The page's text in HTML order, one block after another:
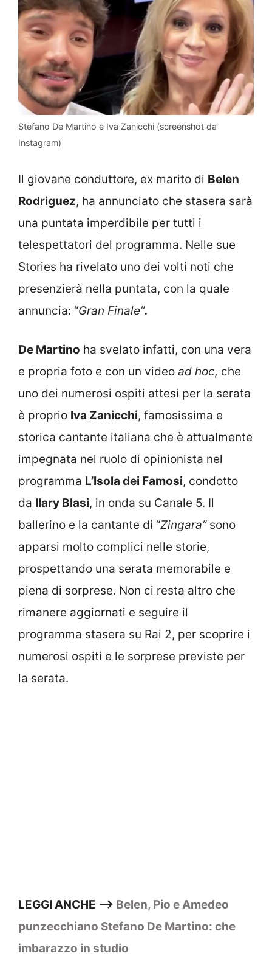
Stefano De Martino e Iva Zanicchi (screenshot da
Instagram)
Il giovane conduttore, ex marito di Belen
Rodriguez, ha annunciato che stasera sarà
una puntata imperdibile per tutti i
telespettatori del programma. Nelle sue
Stories ha rivelato uno dei volti noti che
presenzierà nella puntata, con la quale
annuncia: “Gran Finale”.
De Martino ha svelato infatti, con una vera
e propria foto e con un video ad hoc, che
uno dei numerosi ospiti attesi per la serata
è proprio Iva Zanicchi, famosissima e
storica cantante italiana che è attualmente
impegnata nel ruolo di opinionista nel
programma L’Isola dei Famosi, condotto
da Ilary Blasi, in onda su Canale 5. Il
ballerino e la cantante di “Zingara”sono
apparsi molto complici nelle storie,
prospettando una serata memorabile e
piena di sorprese. Non ci resta altro che
rimanere aggiornati e seguire il
programma stasera su Rai 2, per scoprire i
numerosi ospiti e le sorprese previste per
la serata.
LEGGI ANCHE —> Belen, Pio e Amedeo
punzecchiano Stefano De Martino: che
imbarazzo in studio